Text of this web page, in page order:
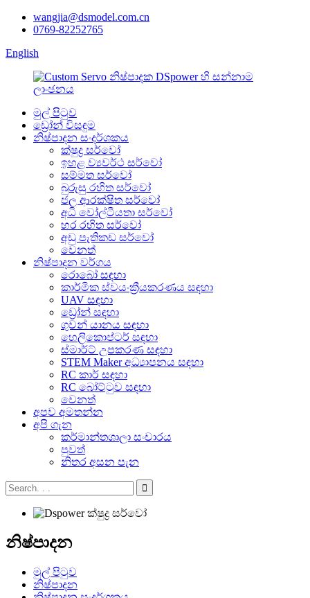
wangjia@dsmodel.com.cn
0769-82252765
English
මුල් පිටුව
ඩ්‍රෝන් විසඳුම
නිෂ්පාදන සංදර්ශකය
ක්ෂුද්‍ර සර්වෝ
ඉහළ ව්‍යවර්ථ සර්වෝ
සම්මත සර්වෝ
බුරුසු රහිත සර්වෝ
ජල ආරක්ෂිත සර්වෝ
අධි වෝල්ටීයතා සර්වෝ
හර රහිත සර්වෝ
අඩු පැතිකඩ සර්වෝ
වෙනත්
නිෂ්පාදන වර්ගය
රොබෝ සඳහා
කාර්මික ස්වයංක්‍රීයකරණය සඳහා
UAV සඳහා
ඩ්‍රෝන් සඳහා
ගුවන් යානය සඳහා
හෙලිකොප්ටර් සඳහා
ස්මාර්ට් උපකරණ සඳහා
STEM Maker අධ්‍යාපනය සඳහා
RC කාර් සඳහා
RC බෝට්ටුව සඳහා
වෙනත්
අපව අමතන්න
අපි ගැන
කර්මාන්තශාලා සංචාරය
පුවත්
නිතර අසන පැන
නිෂ්පාදන
මුල් පිටුව
නිෂ්පාදන